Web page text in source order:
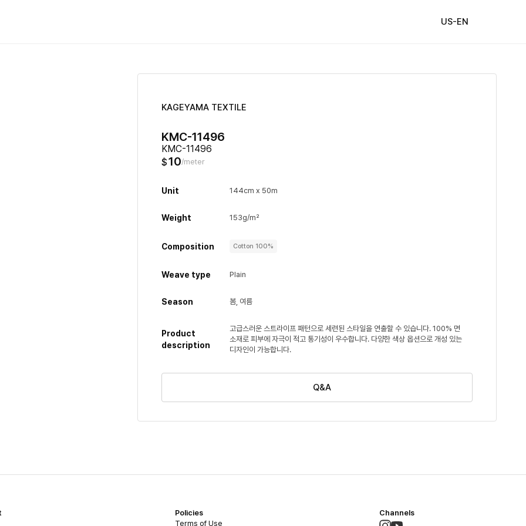
US-EN
KAGEYAMA TEXTILE
KMC-11496
KMC-11496
$10/meter
Unit 144cm x 50m
Weight 153g/m²
Composition Cotton 100%
Weave type Plain
Season 봄, 여름
Product
description
고급스러운 스트라이프 패턴으로 세련된 스타일을 연출할 수 있습니다. 100% 면
소재로 피부에 자극이 적고 통기성이 우수합니다. 다양한 색상 옵션으로 개성 있는
디자인이 가능합니다.
Q&A
Policies
Terms of Use
Channels